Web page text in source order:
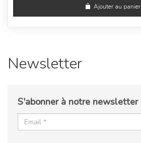
Ajouter au panier
Newsletter
S'abonner à notre newsletter